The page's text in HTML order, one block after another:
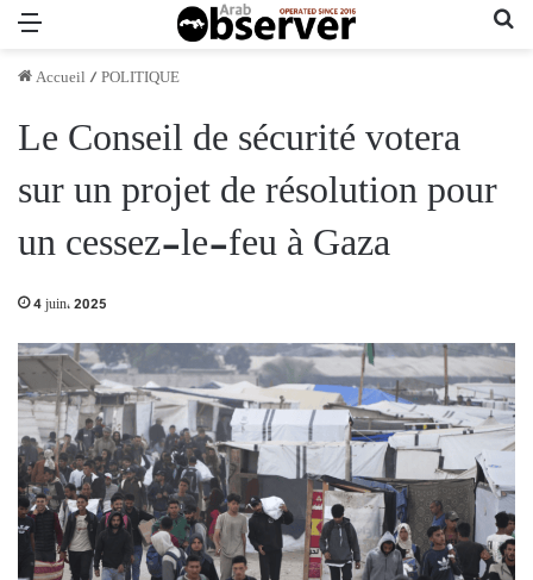
Accueil /POLITIQUE
Le Conseil de sécurité votera
sur un projet de résolution pour
un cessez-le-feu à Gaza
4 juin، 2025